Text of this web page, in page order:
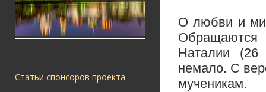
Статьи спонсоров проекта
О любви и
Обращаются
Наталии (26
немало. С
мученикам.